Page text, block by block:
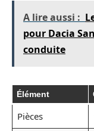
A lire aussi :
pour Dacia
conduite
Élément
Pièces